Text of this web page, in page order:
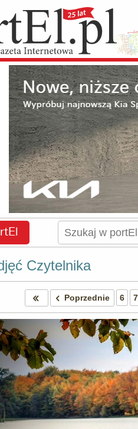
Czytelnika
Poprzednie 6 7